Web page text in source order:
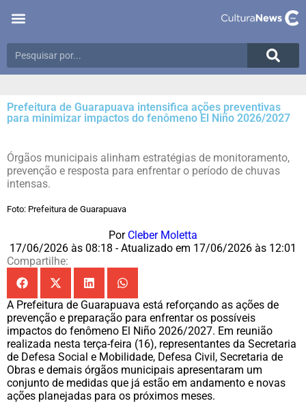
Prefeitura de Guarapuava intensifica ações preventivas
para minimizar impactos do fenômeno El Niño 2026/2027
Órgãos municipais alinham estratégias de monitoramento,
prevenção e resposta para enfrentar o período de chuvas
intensas.
Foto: Prefeitura de Guarapuava
Por Cleber Moletta
17/06/2026 às 08:18 - Atualizado em 17/06/2026 às 12:01
Compartilhe:
A Prefeitura de Guarapuava está reforçando as ações de
prevenção e preparação para enfrentar os possíveis
impactos do fenômeno El Niño 2026/2027. Em reunião
realizada nesta terça-feira (16), representantes da Secretaria
de Defesa Social e Mobilidade, Defesa Civil, Secretaria de
Obras e demais órgãos municipais apresentaram um
conjunto de medidas que já estão em andamento e novas
ações planejadas para os próximos meses.